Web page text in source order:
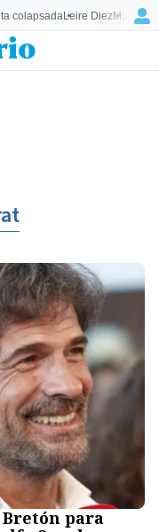
colapsadaLeire Diez
Bretón para